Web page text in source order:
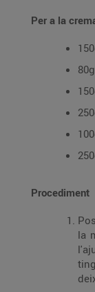
Per a la
Procediment
la